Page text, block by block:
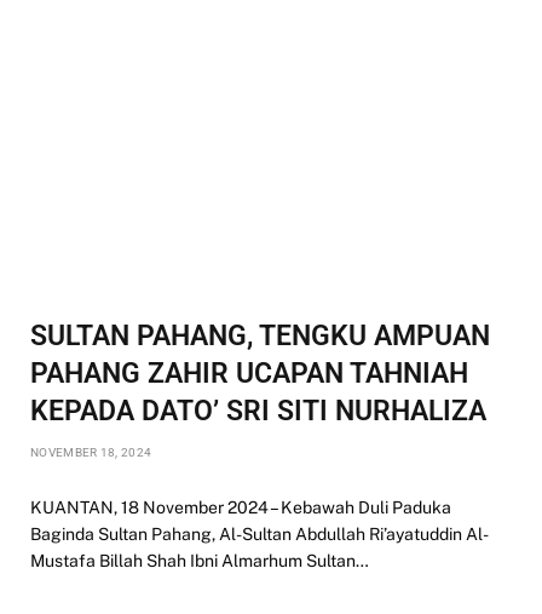
SULTAN PAHANG, TENGKU AMPUAN
PAHANG ZAHIR UCAPAN TAHNIAH
KEPADA DATO’ SRI SITI NURHALIZA
NOVEMBER 18, 2024
KUANTAN, 18 November 2024 – Kebawah Duli Paduka
Baginda Sultan Pahang, Al-Sultan Abdullah Ri’ayatuddin Al-
Mustafa Billah Shah Ibni Almarhum Sultan…